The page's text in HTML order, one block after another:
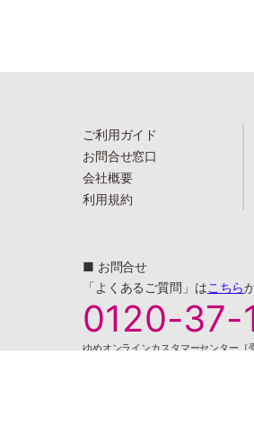
ご利用ガイド
お問合せ窓口
会社概要
利用規約
■ お問合せ
「よくあるご質問」はこちら
0120-37-
ゆめオンラインカスタマーセンター［